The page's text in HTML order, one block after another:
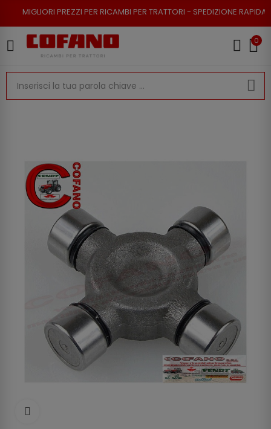
PREZZI PER RICAMBI PER TRATTORI - SPEDIZIONE RAPIDA - RESO
0